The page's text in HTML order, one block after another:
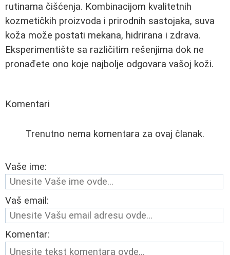
rutinama čišćenja. Kombinacijom kvalitetnih
kozmetičkih proizvoda i prirodnih sastojaka, suva
koža može postati mekana, hidrirana i zdrava.
Eksperimentište sa različitim rešenjima dok ne
pronađete ono koje najbolje odgovara vašoj koži.
Komentari
Trenutno nema komentara za ovaj članak.
Vaše ime:
Vaš email:
Komentar: